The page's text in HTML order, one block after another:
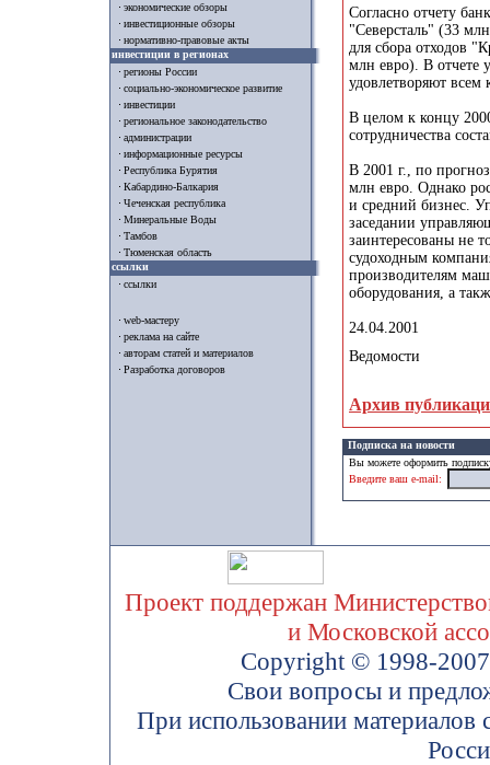
экономические обзоры
инвестиционные обзоры
нормативно-правовые акты
инвестиции в регионах
регионы России
социально-экономическое развитие
инвестиции
региональное законодательство
администрации
информационные ресурсы
Республика Бурятия
Кабардино-Балкария
Чеченская республика
Минеральные Воды
Тамбов
Тюменская область
ссылки
ссылки
web-мастеру
реклама на сайте
авторам статей и материалов
Разработка договоров
Согласно отчету
"Северсталь" (33
для сбора отходов
млн евро). В отчете
удовлетворяют всем
В целом к концу
сотрудничества
В 2001 г., по
млн евро. Однако
и средний бизнес.
заседании
заинтересованы не
судоходным
производителям
оборудования, а
24.04.2001
Ведомости
Архив
Подписка на новости
Вы можете оформить
Введите ваш e-mail:
Проект поддержан
и Московской
Copyright © 1998-
Свои вопросы и
При использовании